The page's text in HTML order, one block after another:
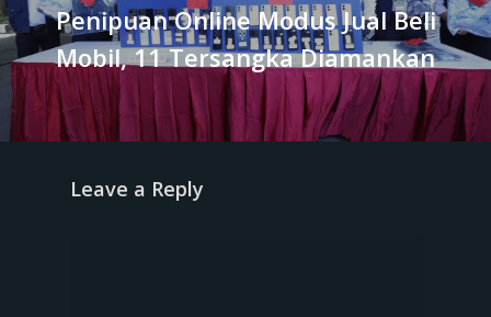
Penipuan Online Modus Jual Beli
Mobil, 11 Tersangka Diamankan
Leave a Reply